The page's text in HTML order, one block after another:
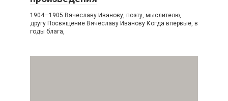
1904—1905 Вячеславу Иванову, поэту, мыслителю,
другу Посвящение Вячеславу Иванову Когда впервые, в
годы блага,